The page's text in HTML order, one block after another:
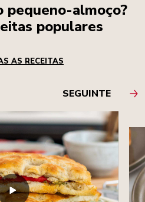
pequeno-almoço?
populares
AS RECEITAS
SEGUINTE